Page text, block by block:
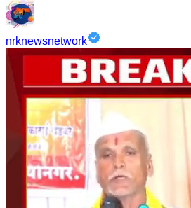
nrknewsnetwork